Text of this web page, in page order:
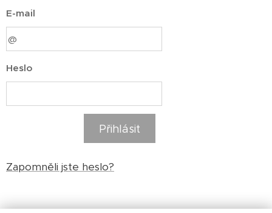
E-mail
Heslo
Přihlásit
Zapomněli jste heslo?